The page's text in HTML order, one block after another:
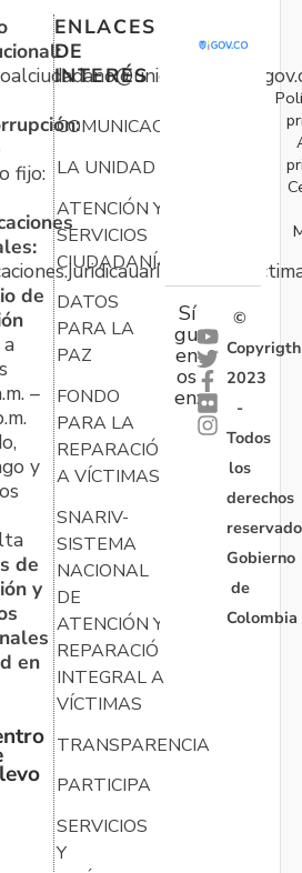
fijo:
de
–
y
de
y
en
ENLACES
DE
INTERÉS
COMUNICACIONES
LA UNIDAD
ATENCIÓN Y
SERVICIOS
CIUDADANÍA
DATOS
PARA LA
PAZ
FONDO
PARA LA
REPARACIÓN
A VÍCTIMAS
SNARIV-
SISTEMA
NACIONAL
DE
ATENCIÓN Y
REPARACIÓN
INTEGRAL A
VÍCTIMAS
TRANSPARENCIA
PARTICIPA
SERVICIOS
Y
Sí
gu
en
os
en:
©
Copyrigth
2023
-
Todos
los
derechos
Gobierno
de
Colombia